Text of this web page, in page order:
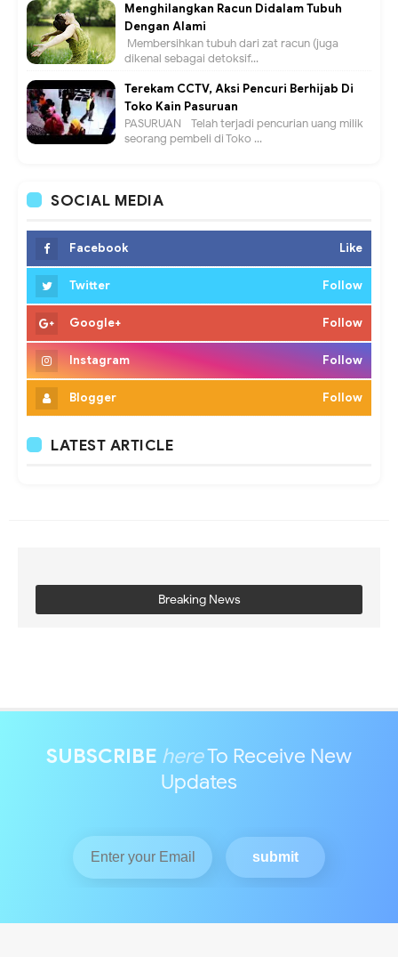
Menghilangkan Racun Didalam Tubuh
Dengan Alami
Membersihkan tubuh dari zat racun (juga
dikenal sebagai detoksif...
Terekam CCTV, Aksi Pencuri Berhijab Di
Toko Kain Pasuruan
PASURUAN - Telah terjadi pencurian uang milik
seorang pembeli di Toko ...
SOCIAL MEDIA
Facebook Like
Twitter Follow
Google+ Follow
Instagram Follow
Blogger Follow
LATEST ARTICLE
Breaking News
SUBSCRIBE hereTo Receive New
Updates